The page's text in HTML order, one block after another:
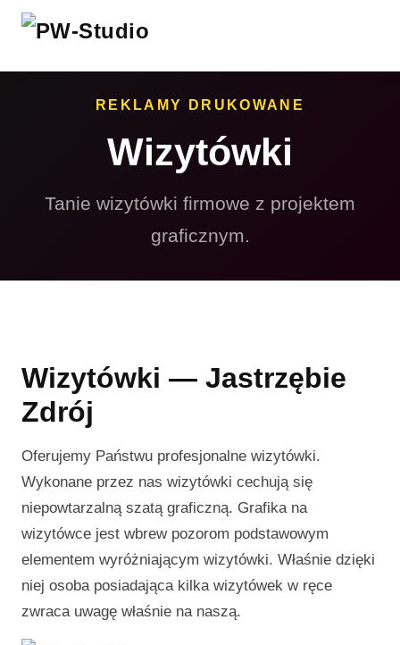
REKLAMY DRUKOWANE
Wizytówki
Tanie wizytówki firmowe z projektem
graficznym.
Wizytówki — Jastrzębie
Zdrój
Oferujemy Państwu profesjonalne wizytówki.
Wykonane przez nas wizytówki cechują się
niepowtarzalną szatą graficzną. Grafika na
wizytówce jest wbrew pozorom podstawowym
elementem wyróżniającym wizytówki. Właśnie dzięki
niej osoba posiadająca kilka wizytówek w ręce
zwraca uwagę właśnie na naszą.